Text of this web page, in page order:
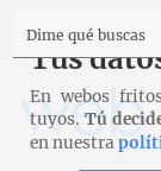
Tus
En webos
tuyos. Tú
en nuestra